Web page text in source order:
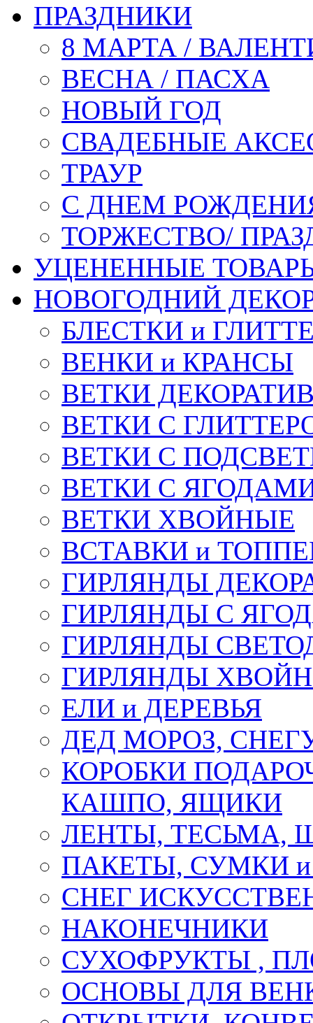
ПРАЗДНИКИ
8 МАРТА /
ВЕСНА / ПАСХА
НОВЫЙ ГОД
СВАДЕБНЫЕ
ТРАУР
С ДНЕМ
ТОРЖЕСТВО/
УЦЕНЕННЫЕ
НОВОГОДНИЙ
БЛЕСТКИ и
ВЕНКИ и КРАНСЫ
ВЕТКИ
ВЕТКИ С
ВЕТКИ С
ВЕТКИ С
ВЕТКИ ХВОЙНЫЕ
ВСТАВКИ и
ГИРЛЯНДЫ
ГИРЛЯНДЫ С
ГИРЛЯНДЫ
ГИРЛЯНДЫ
ЕЛИ и ДЕРЕВЬЯ
ДЕД МОРОЗ,
КОРОБКИ
КАШПО, ЯЩИКИ
ЛЕНТЫ, ТЕСЬМА,
ПАКЕТЫ, СУМКИ
СНЕГ
НАКОНЕЧНИКИ
СУХОФРУКТЫ ,
ОСНОВЫ ДЛЯ